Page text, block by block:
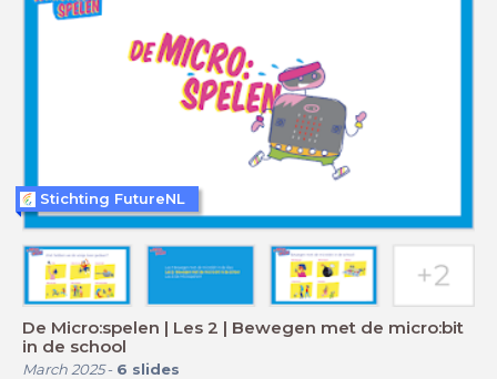
De Micro:spelen | Les 2 | Bewegen met de micro:bit
in de school
March 2025- 6 slides
Stichting FutureNL